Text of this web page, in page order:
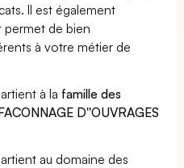
Il est également
permet de bien
à votre métier de
à la famille des
D''OUVRAGES
au domaine des